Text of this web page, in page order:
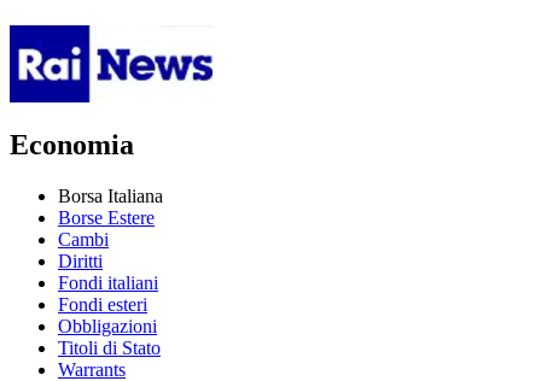
Economia
Borsa Italiana
Borse Estere
Cambi
Diritti
Fondi italiani
Fondi esteri
Obbligazioni
Titoli di Stato
Warrants